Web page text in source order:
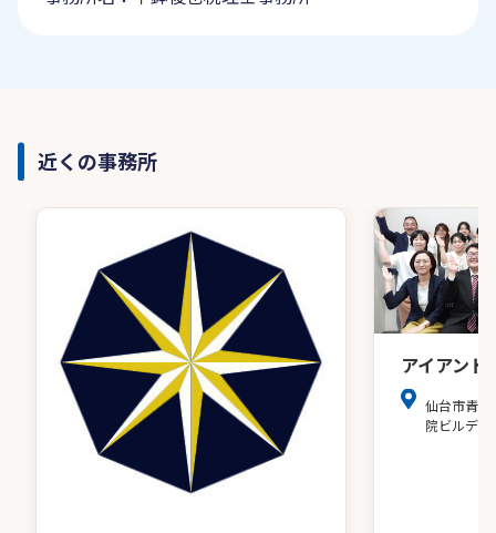
近くの事務所
アイアン
仙台市青葉
院ビルディ